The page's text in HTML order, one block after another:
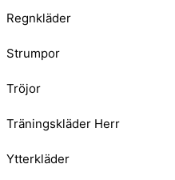
Regnkläder
Strumpor
Tröjor
Träningskläder Herr
Ytterkläder